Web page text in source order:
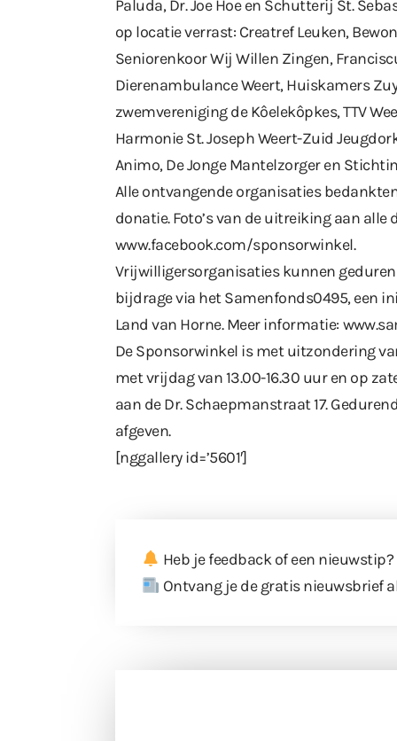
Paluda, Dr. Joe Hoe en Schutterij St.
op locatie verrast: Creatref Leuken,
Seniorenkoor Wij Willen Zingen,
Dierenambulance Weert, Huiskamers
zwemvereniging de Kôelekôpkes, TTV
Harmonie St. Joseph Weert-Zuid
Animo, De Jonge Mantelzorger en
Alle ontvangende organisaties
donatie. Foto’s van de uitreiking aan
www.facebook.com/sponsorwinkel.
Vrijwilligersorganisaties kunnen
bijdrage via het Samenfonds0495, een
Land van Horne. Meer informatie:
De Sponsorwinkel is met uitzondering
met vrijdag van 13.00-16.30 uur en op
aan de Dr. Schaepmanstraat 17.
afgeven.
[nggallery id=’5601′]
Heb je feedback of een nieuwstip?
Ontvang je de gratis nieuwsbrief